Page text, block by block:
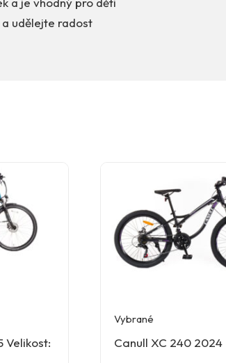
udělejte radost
Velikost:
Vybrané
Canull XC 240 2024